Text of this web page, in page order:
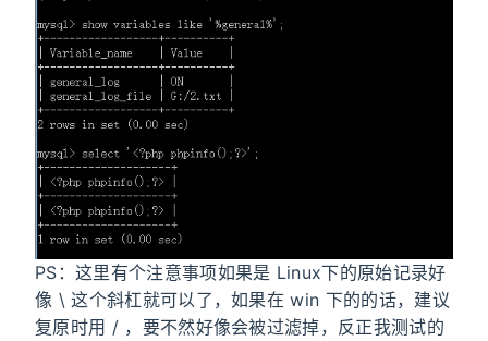
PS：这里有个注意事项如果是 Linux下的原始记录好
像 \ 这个斜杠就可以了，如果在 win 下的的话，建议
复原时用 / ，要不然好像会被过滤掉，反正我测试的